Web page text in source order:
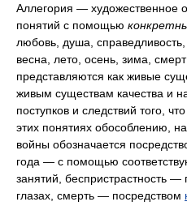
Аллегория — художественное
понятий с помощью
любовь, душа,
весна, лето, осень, зима,
представляются как живые
живым существам качества и
поступков и следствий того,
этих понятиях обособлению,
войны обозначается
года — с помощью
занятий, беспристрастность —
глазах, смерть — посредством